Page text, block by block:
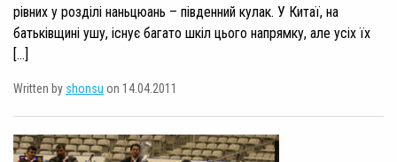
рівних у розділі наньцюань – південний кулак. У Китаї, на
батьківщині ушу, існує багато шкіл цього напрямку, але усіх їх
[…]
Written by shonsu on 14.04.2011